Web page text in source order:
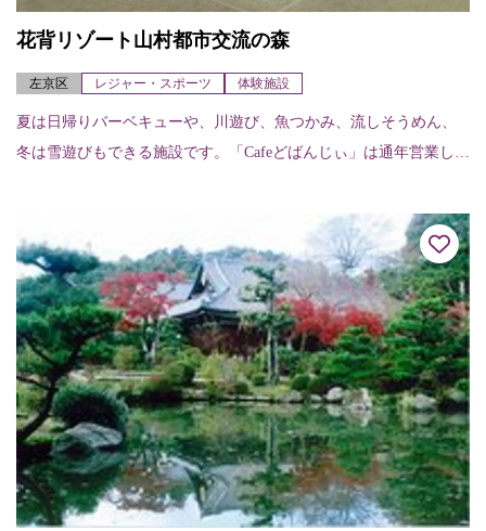
花背リゾート山村都市交流の森
左京区 レジャー・スポーツ 体験施設
夏は日帰りバーベキューや、川遊び、魚つかみ、流しそうめん、
冬は雪遊びもできる施設です。「Cafeどばんじぃ」は通年営業して